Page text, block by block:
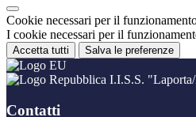
Cookie necessari per il
I cookie necessari per il
Accetta tutti Salva le preferenze
I.I.S.S.
Contatti